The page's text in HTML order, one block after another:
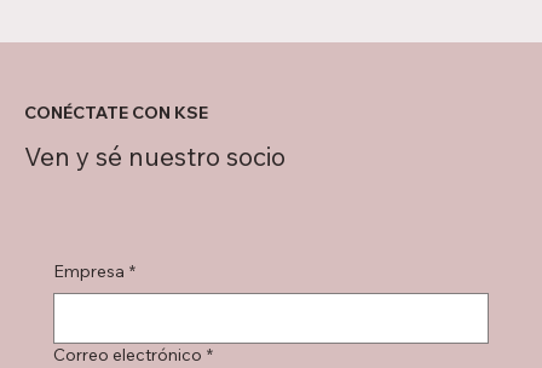
Ven y sé nuestro socio
CONÉCTATE CON KSE
Empresa *
Correo electrónico *